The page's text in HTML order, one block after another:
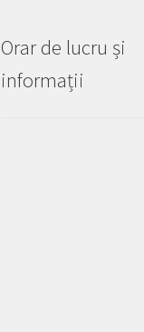
Orar de lucru și
informații